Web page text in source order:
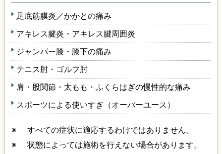
足底筋膜炎／かかとの痛み
アキレス腱炎・アキレス腱周囲炎
ジャンパー膝・膝下の痛み
テニス肘・ゴルフ肘
肩・股関節・太もも・ふくらはぎの慢性的な痛み
スポーツによる使いすぎ（オーバーユース）
※
すべての症状に適応するわけではありません。
※
状態によっては施術を行えない場合があります。